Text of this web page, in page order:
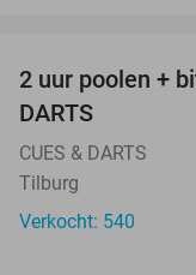
2 uur poolen +
DARTS
CUES & DARTS
Tilburg
Verkocht: 540